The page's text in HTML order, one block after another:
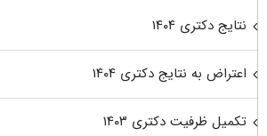
نتایج دکتری ۱۴۰۴
اعتراض به نتایج دکتری ۱۴۰۴
تکمیل ظرفیت دکتری ۱۴۰۳